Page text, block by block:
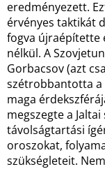
eredményezett.
érvényes taktikát
fogva újraépítette
nélkül. A
Gorbacsov (azt
szétrobbantotta a
maga
megszegte a
távolságtartási
oroszokat,
szükségleteit.